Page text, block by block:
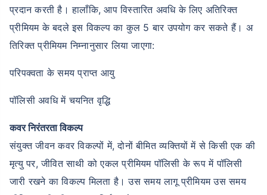
प्रदान करती है। हालाँकि, आप विस्तारित अवधि के लिए अतिरिक्त
प्रीमियम के बदले इस विकल्प का कुल 5 बार उपयोग कर सकते हैं। अ
तिरिक्त प्रीमियम निम्नानुसार लिया जाएगा:
परिपक्वता के समय प्राप्त आयु
पॉलिसी अवधि में चयनित वृद्धि
कवर निरंतरता विकल्प
संयुक्त जीवन कवर विकल्पों में, दोनों बीमित व्यक्तियों में से किसी एक की
मृत्यु पर, जीवित साथी को एकल प्रीमियम पॉलिसी के रूप में पॉलिसी
जारी रखने का विकल्प मिलता है। उस समय लागू प्रीमियम उस समय